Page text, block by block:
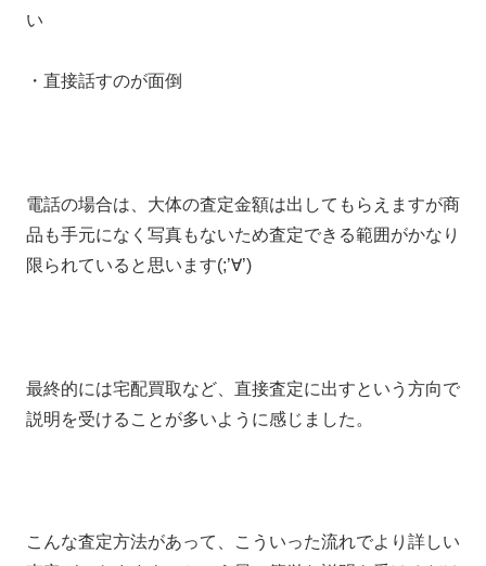
い
・直接話すのが面倒
電話の場合は、大体の査定金額は出してもらえますが商
品も手元になく写真もないため査定できる範囲がかなり
限られていると思います(;’∀’)
最終的には宅配買取など、直接査定に出すという方向で
説明を受けることが多いように感じました。
こんな査定方法があって、こういった流れでより詳しい